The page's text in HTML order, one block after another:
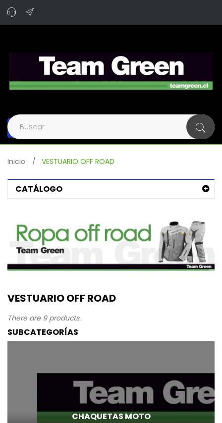
Navegación
de
palanca
Inicio
VESTUARIO OFF ROAD
CATÁLOGO
VESTUARIO OFF ROAD
There are 9 products.
SUBCATEGORÍAS
CHAQUETAS MOTO